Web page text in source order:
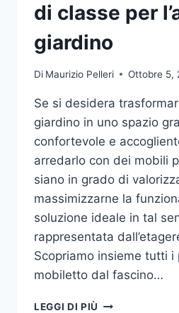
di classe per
giardino
Di Maurizio Pelleri Ottobre 5,
Se si desidera
giardino in uno spazio
confortevole e
arredarlo con dei mobili
siano in grado di
massimizzarne la
soluzione ideale in tal
rappresentata
Scopriamo insieme tutti i
mobiletto dal fascino…
LEGGI DI PIÙ ETAGERE